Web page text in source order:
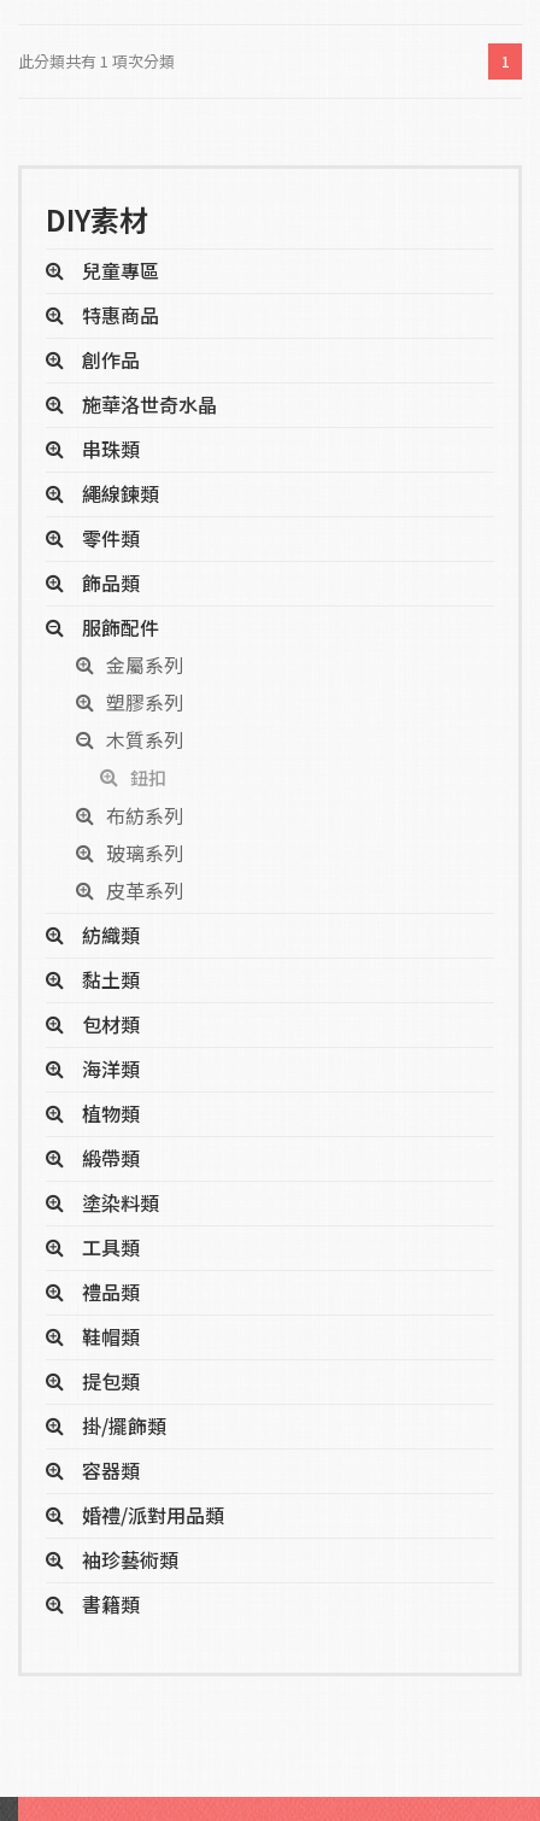
此分類共有 1 項次分類 1
DIY素材
兒童專區
特惠商品
創作品
施華洛世奇水晶
串珠類
繩線鍊類
零件類
飾品類
服飾配件
金屬系列
塑膠系列
木質系列
鈕扣
布紡系列
玻璃系列
皮革系列
紡織類
黏土類
包材類
海洋類
植物類
緞帶類
塗染料類
工具類
禮品類
鞋帽類
提包類
掛/擺飾類
容器類
婚禮/派對用品類
袖珍藝術類
書籍類